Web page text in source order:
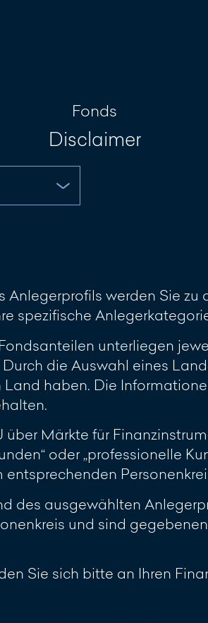
Fonds
Disclaimer
Anlegerprofils werden Sie
spezifische
unterliegen
die Auswahl eines
haben. Die
Märkte für
oder „professionelle
des ausgewählten
und sind
Sie sich bitte an Ihren